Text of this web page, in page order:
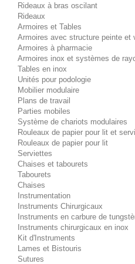
Rideaux à bras oscilant
Rideaux
Armoires et Tables
Armoires avec structure peinte et
Armoires à pharmacie
Armoires inox et systèmes de
Tables en inox
Unités pour podologie
Mobilier modulaire
Plans de travail
Parties mobiles
Système de chariots modulaires
Rouleaux de papier pour lit et
Rouleaux de papier pour lit
Serviettes
Chaises et tabourets
Tabourets
Chaises
Instrumentation
Instruments Chirurgicaux
Instruments en carbure de
Instruments chirurgicaux en inox
Kit d'Instruments
Lames et Bistouris
Sutures